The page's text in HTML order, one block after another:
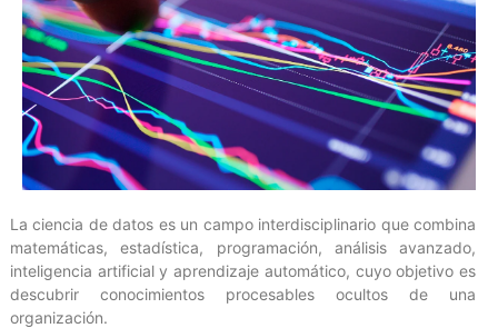
La ciencia de datos es un campo interdisciplinario que combina
matemáticas, estadística, programación, análisis avanzado,
inteligencia artificial y aprendizaje automático, cuyo objetivo es
descubrir conocimientos procesables ocultos de una
organización.